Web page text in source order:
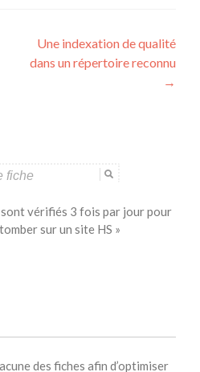
Une indexation de qualité
dans un répertoire reconnu
→
sont vérifiés 3 fois par jour pour
sur un site HS »
des fiches afin d’optimiser